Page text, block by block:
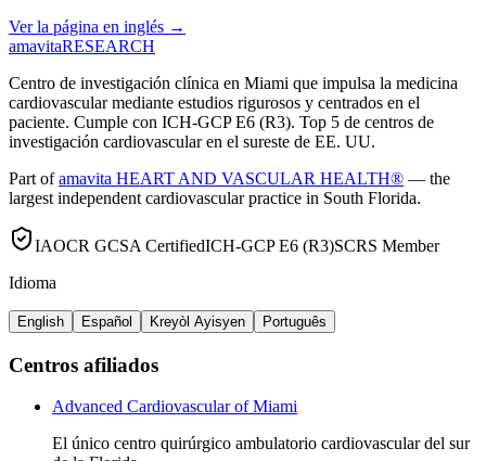
Ver la página en inglés →
amavitaRESEARCH
Centro de investigación clínica en Miami que impulsa la medicina
cardiovascular mediante estudios rigurosos y centrados en el
paciente. Cumple con ICH-GCP E6 (R3). Top 5 de centros de
investigación cardiovascular en el sureste de EE. UU.
Part of amavita HEART AND VASCULAR HEALTH® — the
largest independent cardiovascular practice in South Florida.
IAOCR GCSA CertifiedICH-GCP E6 (R3)SCRS Member
Idioma
English Español Kreyòl Ayisyen Português
Centros afiliados
Advanced Cardiovascular of Miami
El único centro quirúrgico ambulatorio cardiovascular del sur